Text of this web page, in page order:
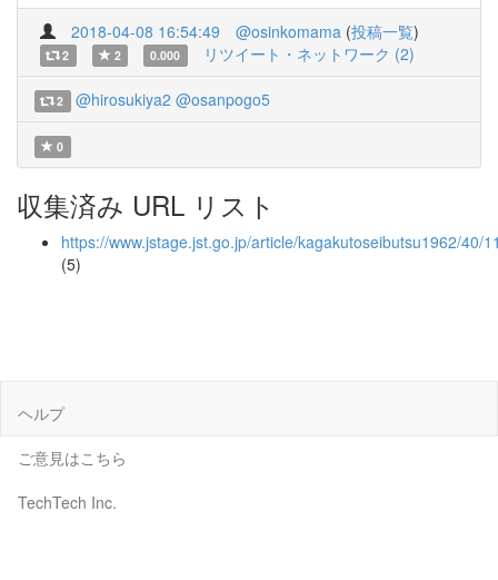
2018-04-08 16:54:49 @osinkomama (投稿一覧)
2 2 0.000 リツイート・ネットワーク (2)
2 @hirosukiya2 @osanpogo5
0
収集済み URL リスト
https://www.jstage.jst.go.jp/article/kagakutoseibutsu1962/40/
(5)
ヘルプ
ご意見はこちら
TechTech Inc.